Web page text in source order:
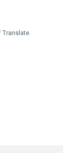
Translate